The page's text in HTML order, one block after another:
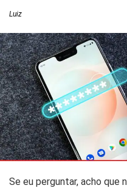
Luiz
Se eu perguntar, acho que